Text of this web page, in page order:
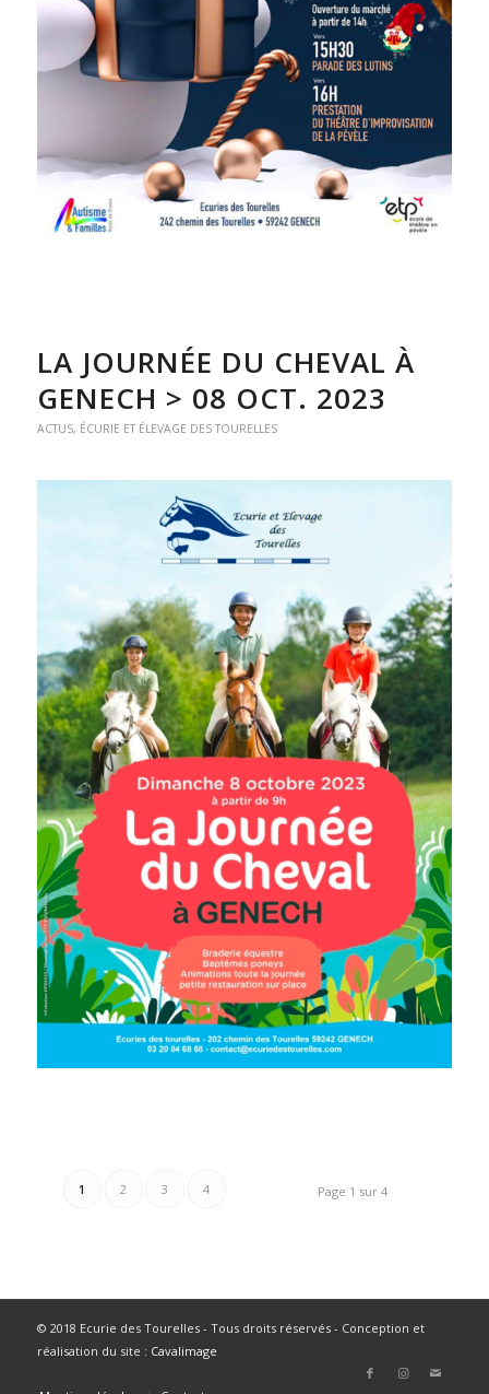
LA JOURNÉE DU CHEVAL À
GENECH > 08 OCT. 2023
ACTUS, ÉCURIE ET ÉLEVAGE DES TOURELLES
Page 1 sur 4
1 2 3 4
© 2018 Ecurie des Tourelles - Tous droits réservés - Conception et
réalisation du site : Cavalimage